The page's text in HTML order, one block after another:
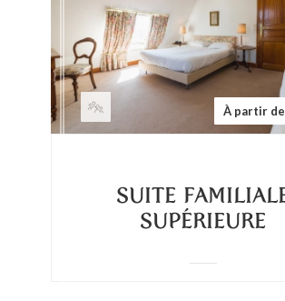
À partir
SUITE
SUPÉRIEURE